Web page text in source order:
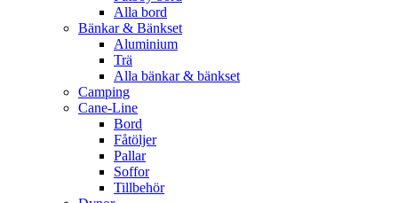
Alla bord
Bänkar & Bänkset
Aluminium
Trä
Alla bänkar & bänkset
Camping
Cane-Line
Bord
Fåtöljer
Pallar
Soffor
Tillbehör